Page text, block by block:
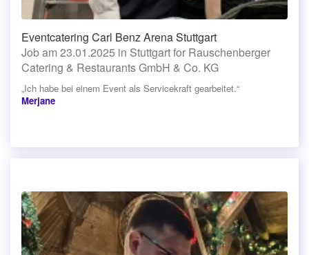
Eventcatering Carl Benz Arena Stuttgart
Job am 23.01.2025 in Stuttgart for Rauschenberger
Catering & Restaurants GmbH & Co. KG
„Ich habe bei einem Event als Servicekraft gearbeitet.“
Merjane